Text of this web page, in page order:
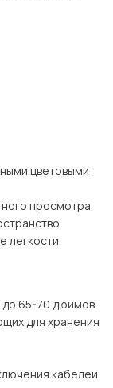
цветовыми
просмотра
легкости
до 65-70 дюймов
для хранения
кабелей